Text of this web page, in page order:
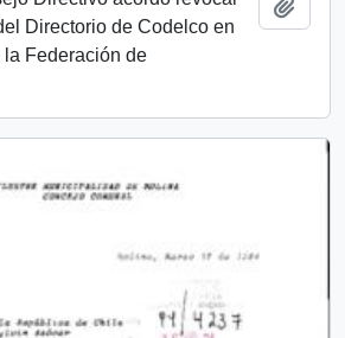
Directorio de Codelco en
Federación de